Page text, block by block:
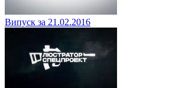
Випуск за 21.02.2016